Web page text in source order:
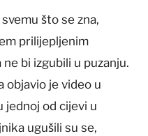
što se zna,
prilijepljenim
bi izgubili u puzanju.
objavio je video u
jednoj od cijevi u
ugušili su se,